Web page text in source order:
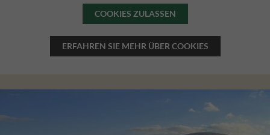
COOKIES ZULASSEN
ERFAHREN SIE MEHR ÜBER COOKIES